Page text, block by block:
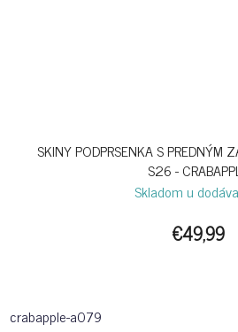
SKINY PODPRSENKA S PREDNÝM
S26 -
Skladom u
€49,99
crabapple-a079